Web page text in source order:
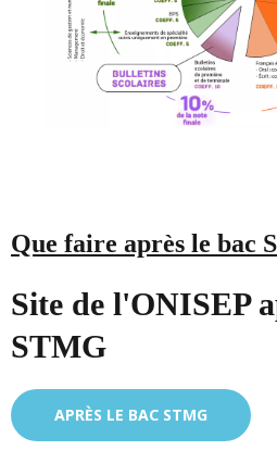
Que faire après le bac
Site de l'ONISEP
STMG
APRÈS LE BAC STMG